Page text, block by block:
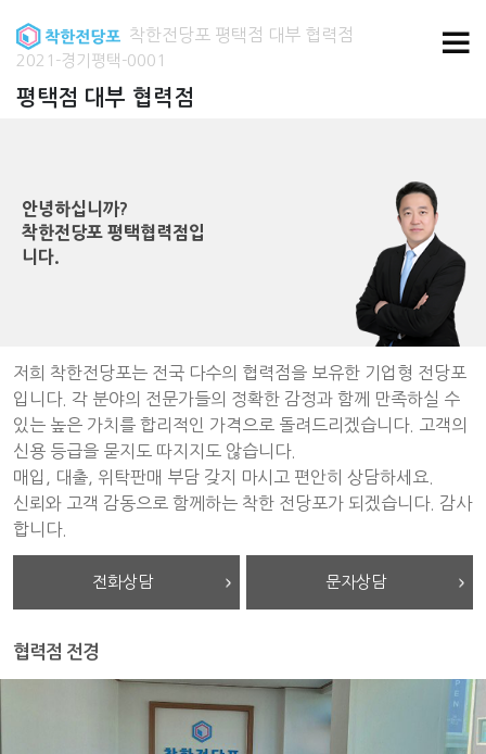
착한전당포 평택점 대부 협력점
2021-경기평택-0001
평택점 대부 협력점
안녕하십니까?
착한전당포 평택협력점입
니다.
저희 착한전당포는 전국 다수의 협력점을 보유한 기업형 전당포
입니다. 각 분야의 전문가들의 정확한 감정과 함께 만족하실 수
있는 높은 가치를 합리적인 가격으로 돌려드리겠습니다. 고객의
신용 등급을 묻지도 따지지도 않습니다.
매입, 대출, 위탁판매 부담 갖지 마시고 편안히 상담하세요.
신뢰와 고객 감동으로 함께하는 착한 전당포가 되겠습니다. 감사
합니다.
전화상담 문자상담
협력점 전경